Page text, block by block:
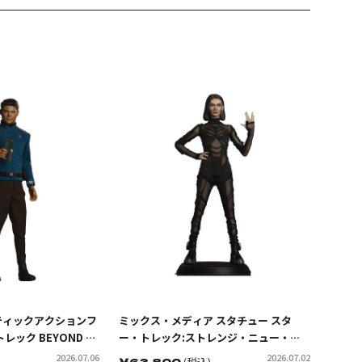
ックアクションフ
ック BEYOND ド
ーンズ・マッコイ
2026.07.06
ミックス・メディア スタチュー スタ
ー・トレック:ストレンジ・ニュー・ワ
ールド キャプテン・エンジェル2026.07.02